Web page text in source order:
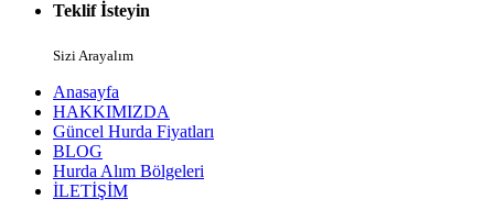
Teklif İsteyin
Sizi Arayalım
Anasayfa
HAKKIMIZDA
Güncel Hurda Fiyatları
BLOG
Hurda Alım Bölgeleri
İLETİŞİM